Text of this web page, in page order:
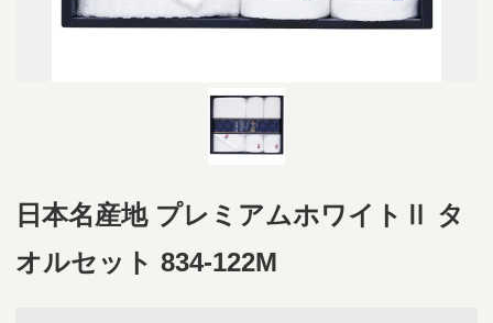
日本名産地 プレミアムホワイトⅡ タ
オルセット 834-122M